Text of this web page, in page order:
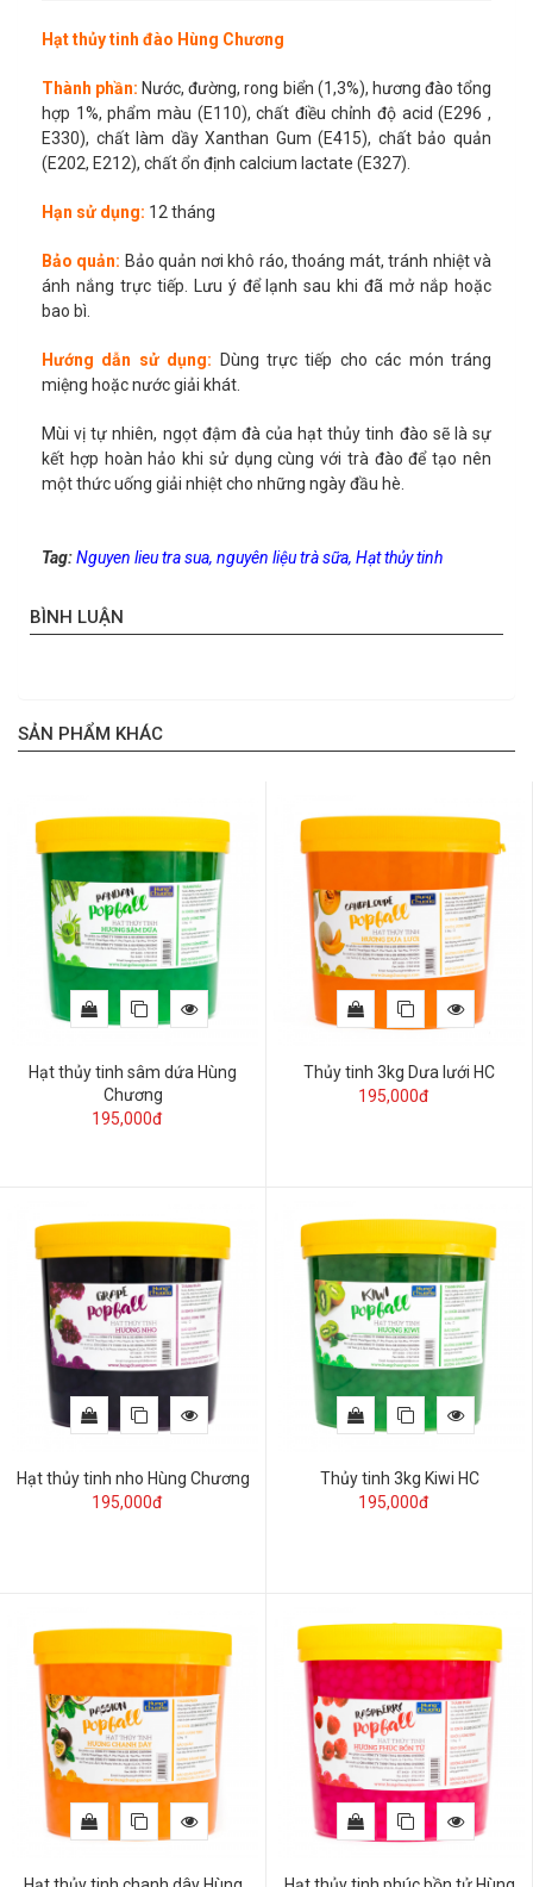
Hạt thủy tinh đào Hùng Chương
Thành phần: Nước, đường, rong biển (1,3%), hương đào tổng
hợp 1%, phẩm màu (E110), chất điều chỉnh độ acid (E296 ,
E330), chất làm dầy Xanthan Gum (E415), chất bảo quản
(E202, E212), chất ổn định calcium lactate (E327).
Hạn sử dụng: 12 tháng
Bảo quản: Bảo quản nơi khô ráo, thoáng mát, tránh nhiệt và
ánh nắng trực tiếp. Lưu ý để lạnh sau khi đã mở nắp hoặc
bao bì.
Hướng dẫn sử dụng:
Dùng trực tiếp cho các món tráng
miệng hoặc nước giải khát.
Mùi vị tự nhiên, ngọt đậm đà của hạt thủy tinh đào sẽ là sự
kết hợp hoàn hảo khi sử dụng cùng với trà đào để tạo nên
một thức uống giải nhiệt cho những ngày đầu hè.
Tag:Nguyen lieu tra sua, nguyên liệu trà sữa, Hạt thủy tinh
BÌNH LUẬN
SẢN PHẨM KHÁC
Hạt thủy tinh sâm dứa Hùng
Chương
195,000đ
Thủy tinh 3kg Dưa lưới HC
195,000đ
Hạt thủy tinh nho Hùng Chương
195,000đ
Thủy tinh 3kg Kiwi HC
195,000đ